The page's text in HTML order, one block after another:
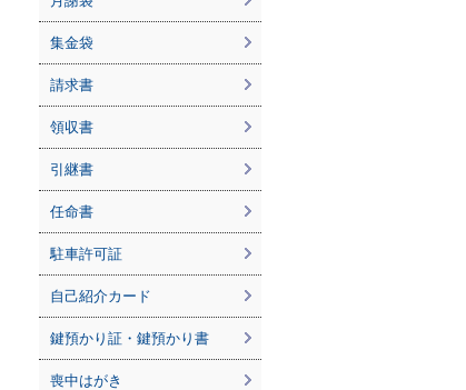
集金袋
請求書
領収書
引継書
任命書
駐車許可証
自己紹介カード
鍵預かり証・鍵預かり書
喪中はがき